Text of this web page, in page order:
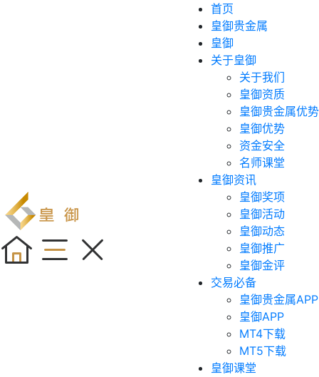
首页
皇御贵金属
皇御
关于皇御
关于我们
皇御资质
皇御贵金属优势
皇御优势
资金安全
名师课堂
皇御资讯
皇御奖项
皇御活动
皇御动态
皇御推广
皇御金评
交易必备
皇御贵金属APP
皇御APP
MT4下载
MT5下载
皇御课堂